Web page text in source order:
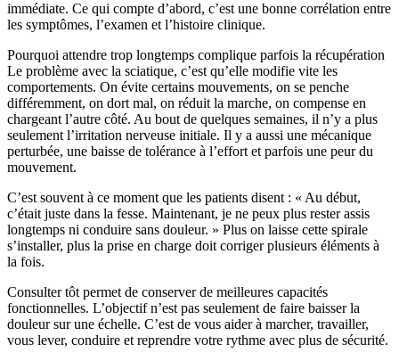
immédiate. Ce qui compte d’abord, c’est une bonne corrélation entre
les symptômes, l’examen et l’histoire clinique.
Pourquoi attendre trop longtemps complique parfois la récupération
Le problème avec la sciatique, c’est qu’elle modifie vite les
comportements. On évite certains mouvements, on se penche
différemment, on dort mal, on réduit la marche, on compense en
chargeant l’autre côté. Au bout de quelques semaines, il n’y a plus
seulement l’irritation nerveuse initiale. Il y a aussi une mécanique
perturbée, une baisse de tolérance à l’effort et parfois une peur du
mouvement.
C’est souvent à ce moment que les patients disent : « Au début,
c’était juste dans la fesse. Maintenant, je ne peux plus rester assis
longtemps ni conduire sans douleur. » Plus on laisse cette spirale
s’installer, plus la prise en charge doit corriger plusieurs éléments à
la fois.
Consulter tôt permet de conserver de meilleures capacités
fonctionnelles. L’objectif n’est pas seulement de faire baisser la
douleur sur une échelle. C’est de vous aider à marcher, travailler,
vous lever, conduire et reprendre votre rythme avec plus de sécurité.